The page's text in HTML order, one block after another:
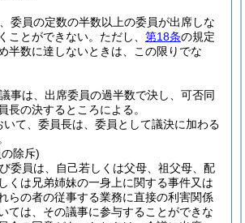
委員の定数の半数以上の委員が出席しな
ことができない。 ただし、 第18条の規定
半数に達しないときは、この限りでな
事は、出席委員の過半数で決し、可否同
長の決するところによる。
いて、委員長は、委員として議決に加わる
除斥)
委員は、自己若しくは父母、祖父母、配
くは兄弟姉妹の一身上に関する事件又は
らの者の従事する業務に直接の利害関係
ては、その議事に参与することができな